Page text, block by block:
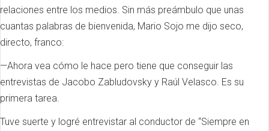
relaciones entre los medios. Sin más preámbulo que unas
cuantas palabras de bienvenida, Mario Sojo me dijo seco,
directo, franco:
—Ahora vea cómo le hace pero tiene que conseguir las
entrevistas de Jacobo Zabludovsky y Raúl Velasco. Es su
primera tarea.
Tuve suerte y logré entrevistar al conductor de “Siempre en